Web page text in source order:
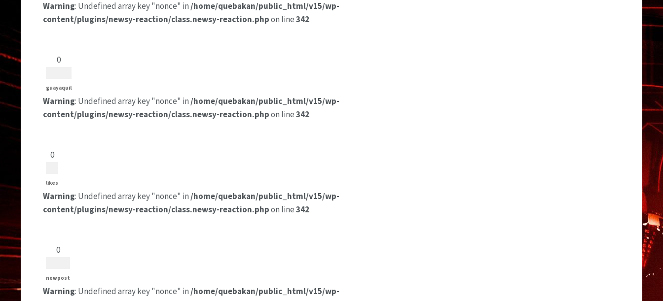
Warning: Undefined array key "nonce" in /home/quebakan/public_html/v15/wp-
content/plugins/newsy-reaction/class.newsy-reaction.phpon line342
0
guayaquil
Warning: Undefined array key "nonce" in /home/quebakan/public_html/v15/wp-
content/plugins/newsy-reaction/class.newsy-reaction.phpon line342
0
likes
Warning: Undefined array key "nonce" in /home/quebakan/public_html/v15/wp-
content/plugins/newsy-reaction/class.newsy-reaction.phpon line342
0
newpost
Warning: Undefined array key "nonce" in /home/quebakan/public_html/v15/wp-